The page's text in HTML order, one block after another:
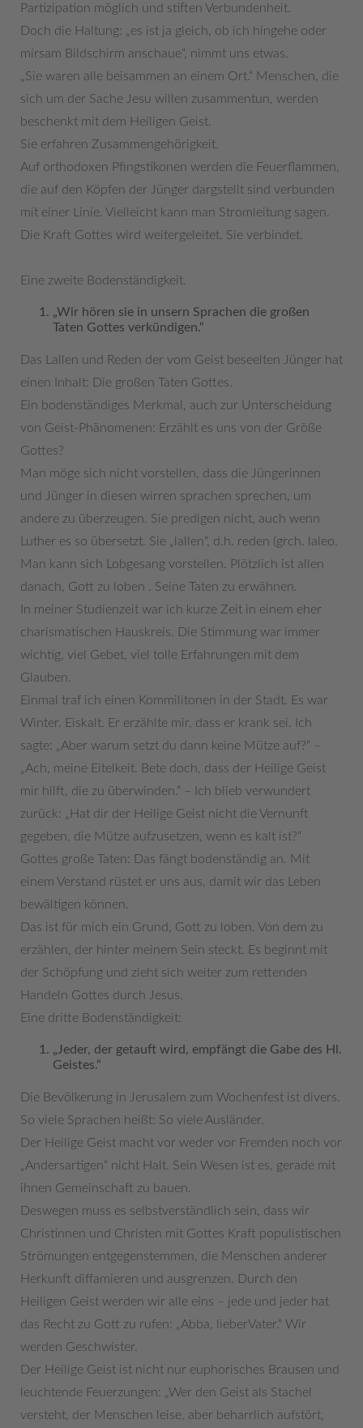
Partizipation möglich und stiften Verbundenheit.
Doch die Haltung: „es ist ja gleich, ob ich hingehe oder
mirsam Bildschirm anschaue“, nimmt uns etwas.
„Sie waren alle beisammen an einem Ort.“ Menschen, die
sich um der Sache Jesu willen zusammentun, werden
beschenkt mit dem Heiligen Geist.
Sie erfahren Zusammengehörigkeit.
Auf orthodoxen Pfingstikonen werden die Feuerflammen,
die auf den Köpfen der Jünger dargstellt sind verbunden
mit einer Linie. Vielleicht kann man Stromleitung sagen.
Die Kraft Gottes wird weitergeleitet. Sie verbindet.
Eine zweite Bodenständigkeit.
„Wir hören sie in unsern Sprachen die großen
Taten Gottes verkündigen.“
Das Lallen und Reden der vom Geist beseelten Jünger hat
einen Inhalt: Die großen Taten Gottes.
Ein bodenständiges Merkmal, auch zur Unterscheidung
von Geist-Phänomenen: Erzählt es uns von der Größe
Gottes?
Man möge sich nicht vorstellen, dass die Jüngerinnen
und Jünger in diesen wirren sprachen sprechen, um
andere zu überzeugen. Sie predigen nicht, auch wenn
Luther es so übersetzt. Sie „lallen“, d.h. reden (grch. laleo.
Man kann sich Lobgesang vorstellen. Plötzlich ist allen
danach, Gott zu loben . Seine Taten zu erwähnen.
In meiner Studienzeit war ich kurze Zeit in einem eher
charismatischen Hauskreis. Die Stimmung war immer
wichtig, viel Gebet, viel tolle Erfahrungen mit dem
Glauben.
Einmal traf ich einen Kommilitonen in der Stadt. Es war
Winter. Eiskalt. Er erzählte mir, dass er krank sei. Ich
sagte: „Aber warum setzt du dann keine Mütze auf?“ –
„Ach, meine Eitelkeit. Bete doch, dass der Heilige Geist
mir hilft, die zu überwinden.“ – Ich blieb verwundert
zurück: „Hat dir der Heilige Geist nicht die Vernunft
gegeben, die Mütze aufzusetzen, wenn es kalt ist?“
Gottes große Taten: Das fängt bodenständig an. Mit
einem Verstand rüstet er uns aus, damit wir das Leben
bewältigen können.
Das ist für mich ein Grund, Gott zu loben. Von dem zu
erzählen, der hinter meinem Sein steckt. Es beginnt mit
der Schöpfung und zieht sich weiter zum rettenden
Handeln Gottes durch Jesus.
Eine dritte Bodenständigkeit:
„Jeder, der getauft wird, empfängt die Gabe des Hl.
Geistes.“
Die Bevölkerung in Jerusalem zum Wochenfest ist divers.
So viele Sprachen heißt: So viele Ausländer.
Der Heilige Geist macht vor weder vor Fremden noch vor
„Andersartigen“ nicht Halt. Sein Wesen ist es, gerade mit
ihnen Gemeinschaft zu bauen.
Deswegen muss es selbstverständlich sein, dass wir
Christinnen und Christen mit Gottes Kraft populistischen
Strömungen entgegenstemmen, die Menschen anderer
Herkunft diffamieren und ausgrenzen. Durch den
Heiligen Geist werden wir alle eins – jede und jeder hat
das Recht zu Gott zu rufen: „Abba, lieberVater.“ Wir
werden Geschwister.
Der Heilige Geist ist nicht nur euphorisches Brausen und
leuchtende Feuerzungen: „Wer den Geist als Stachel
versteht, der Menschen leise, aber beharrlich aufstört,